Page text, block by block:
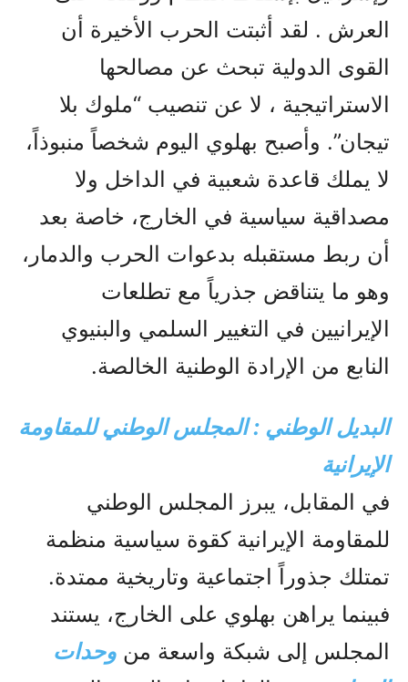
العرش . لقد أثبتت الحرب الأخيرة أن
القوى الدولية تبحث عن مصالحها
الاستراتيجية ، لا عن تنصيب “ملوك بلا
تيجان”. وأصبح بهلوي اليوم شخصاً منبوذاً،
لا يملك قاعدة شعبية في الداخل ولا
مصداقية سياسية في الخارج، خاصة بعد
أن ربط مستقبله بدعوات الحرب والدمار،
وهو ما يتناقض جذرياً مع تطلعات
الإيرانيين في التغيير السلمي والبنيوي
النابع من الإرادة الوطنية الخالصة.
البديل الوطني : المجلس الوطني للمقاومة
الإيرانية
في المقابل، يبرز المجلس الوطني
للمقاومة الإيرانية كقوة سياسية منظمة
تمتلك جذوراً اجتماعية وتاريخية ممتدة.
فبينما يراهن بهلوي على الخارج، يستند
المجلس إلى شبكة واسعة من وحدات